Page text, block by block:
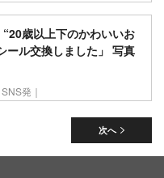
歳以上下のかわいいお
ール交換しました」 写真
SNS発｜
次へ